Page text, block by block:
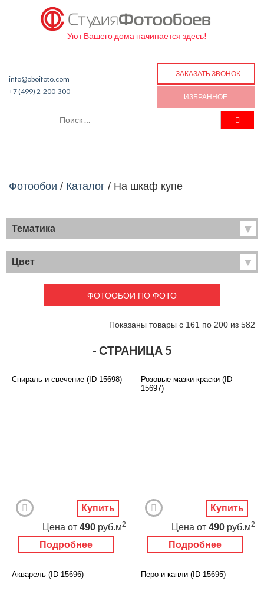
Уют Вашего дома начинается здесь!
info@oboifoto.com
+7 (499) 2-200-300
ЗАКАЗАТЬ ЗВОНОК
ИЗБРАННОЕ
Фотообои / Каталог / На шкаф купе
Тематика
Хиты продаж
Фрески
Детские
Карты
Перспектива
Города
Живопись
Животный мир
Еда и напитки
Архитектура
Цвет
ФОТООБОИ ПО ФОТО
Показаны товары с 161 по 200 из 582
- СТРАНИЦА 5
Спираль и свечение (ID 15698)
Подробнее
Цена от 490 руб.м2
Купить
Розовые мазки краски (ID
15697)
Подробнее
Цена от 490 руб.м2
Купить
Акварель (ID 15696) Перо и капли (ID 15695)